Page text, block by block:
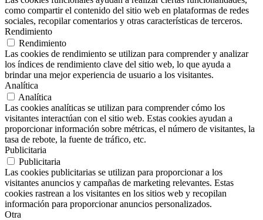
como compartir el contenido del sitio web en plataformas de redes
sociales, recopilar comentarios y otras características de terceros.
Rendimiento
Rendimiento
Las cookies de rendimiento se utilizan para comprender y analizar
los índices de rendimiento clave del sitio web, lo que ayuda a
brindar una mejor experiencia de usuario a los visitantes.
Analítica
Analítica
Las cookies analíticas se utilizan para comprender cómo los
visitantes interactúan con el sitio web. Estas cookies ayudan a
proporcionar información sobre métricas, el número de visitantes, la
tasa de rebote, la fuente de tráfico, etc.
Publicitaria
Publicitaria
Las cookies publicitarias se utilizan para proporcionar a los
visitantes anuncios y campañas de marketing relevantes. Estas
cookies rastrean a los visitantes en los sitios web y recopilan
información para proporcionar anuncios personalizados.
Otra